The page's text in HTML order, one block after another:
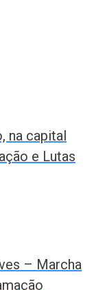
na capital
e Lutas
– Marcha